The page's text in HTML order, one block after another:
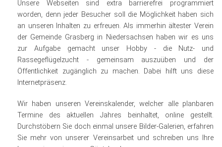
Unsere Webseiten sind extra barrierefrei programmiert
worden, denn jeder Besucher soll die Möglichkeit haben sich
an unseren Inhalten zu erfreuen. Als immerhin ältester Verein
der Gemeinde Grasberg in Niedersachsen haben wir es uns
zur Aufgabe gemacht unser Hobby - die Nutz- und
Rassegeflügelzucht - gemeinsam auszuüben und der
Öffentlichkeit zugänglich zu machen. Dabei hilft uns diese
Internetpräsenz.
Wir haben unseren Vereinskalender, welcher alle planbaren
Termine des aktuellen Jahres beinhaltet, online gestellt.
Durchstöbern Sie doch einmal unsere Bilder-Galerien, erfahren
Sie mehr von unserer Vereinsarbeit und schreiben uns Ihre